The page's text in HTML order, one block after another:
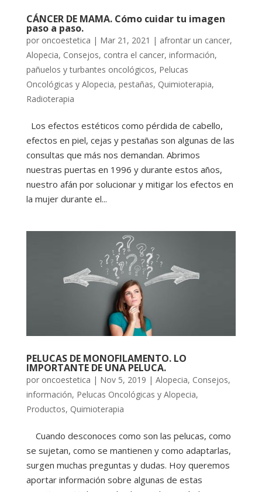
CÁNCER DE MAMA. Cómo cuidar tu imagen
paso a paso.
por oncoestetica | Mar 21, 2021 | afrontar un cancer,
Alopecia, Consejos, contra el cancer, información,
pañuelos y turbantes oncológicos, Pelucas
Oncológicas y Alopecia, pestañas, Quimioterapia,
Radioterapia
Los efectos estéticos como pérdida de cabello,
efectos en piel, cejas y pestañas son algunas de las
consultas que más nos demandan. Abrimos
nuestras puertas en 1996 y durante estos años,
nuestro afán por solucionar y mitigar los efectos en
la mujer durante el...
PELUCAS DE MONOFILAMENTO. LO
IMPORTANTE DE UNA PELUCA.
por oncoestetica | Nov 5, 2019 | Alopecia, Consejos,
información, Pelucas Oncológicas y Alopecia,
Productos, Quimioterapia
Cuando desconoces como son las pelucas, como
se sujetan, como se mantienen y como adaptarlas,
surgen muchas preguntas y dudas. Hoy queremos
aportar información sobre algunas de estas